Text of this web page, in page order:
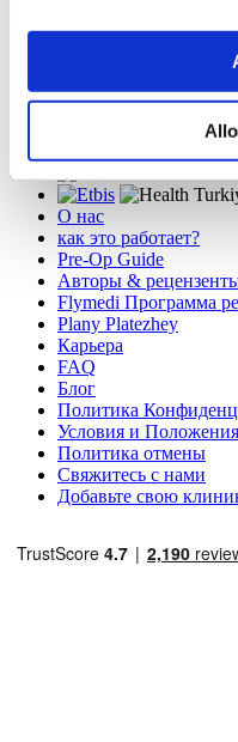
агентством группы
(Сертификат №
Все процедуры
медицинском
О нас
как это работает?
Pre-Op Guide
Авторы &
Flymedi Программа
Plany Platezhey
Карьера
FAQ
Блог
Политика
Условия и Положения
Политика отмены
Свяжитесь с нами
Добавьте свою